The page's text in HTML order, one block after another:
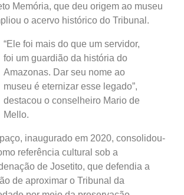
Memória, que deu origem ao museu
o acervo histórico do Tribunal.
“Ele foi mais do que um servidor,
foi um guardião da história do
Amazonas. Dar seu nome ao
museu é eternizar esse legado”,
destacou o conselheiro Mario de
Mello.
inaugurado em 2020, consolidou-
referência cultural sob a
de Josetito, que defendia a
de aproximar o Tribunal da